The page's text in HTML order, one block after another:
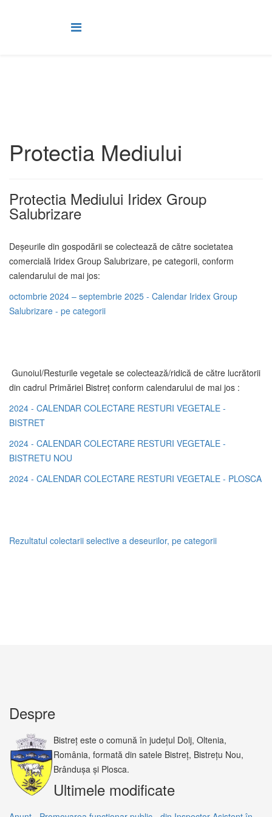
Protectia Mediului
Protectia Mediului Iridex Group
Salubrizare
Deșeurile din gospodării se colectează de către societatea
comercială Iridex Group Salubrizare, pe categorii, conform
calendarului de mai jos:
octombrie 2024 – septembrie 2025 - Calendar Iridex Group
Salubrizare - pe categorii
Gunoiul/Resturile vegetale se colectează/ridică de către lucrătorii
din cadrul Primăriei Bistreț conform calendarului de mai jos :
2024 - CALENDAR COLECTARE RESTURI VEGETALE -
BISTRET
2024 - CALENDAR COLECTARE RESTURI VEGETALE -
BISTRETU NOU
2024 - CALENDAR COLECTARE RESTURI VEGETALE - PLOSCA
Rezultatul colectarii selective a deseurilor, pe categorii
Despre
Bistreț este o comună în județul Dolj, Oltenia,
România, formată din satele Bistreț, Bistrețu Nou,
Brândușa și Plosca.
Ultimele modificate